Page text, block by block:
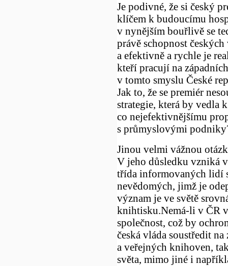
Je podivné, že si český
klíčem k budoucímu
v nynějším bouřlivě se
právě schopnost
a efektivně a rychle je
kteří pracují na
v tomto smyslu České
Jak to, že se premiér
strategie, která by vedla
co nejefektivnějšímu
s průmyslovými
Jinou velmi vážnou
V jeho důsledku vzniká
třída informovaných lidí
nevědomých, jimž je
význam je ve světě
knihtisku.Nemá-li v ČR
společnost, což by
česká vláda soustředit
a veřejných knihoven,
světa, mimo jiné i